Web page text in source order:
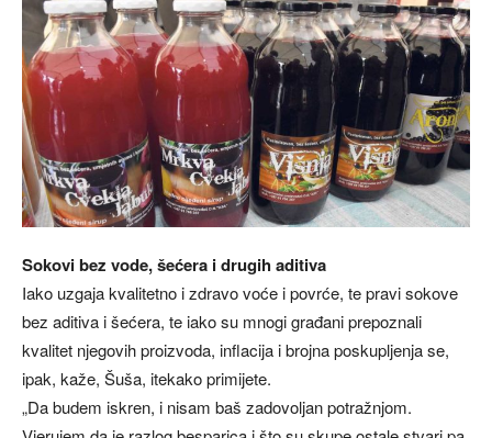
Sokovi bez vode, šećera i drugih aditiva
Iako uzgaja kvalitetno i zdravo voće i povrće, te pravi sokove
bez aditiva i šećera, te iako su mnogi građani prepoznali
kvalitet njegovih proizvoda, inflacija i brojna poskupljenja se,
ipak, kaže, Šuša, itekako primijete.
„Da budem iskren, i nisam baš zadovoljan potražnjom.